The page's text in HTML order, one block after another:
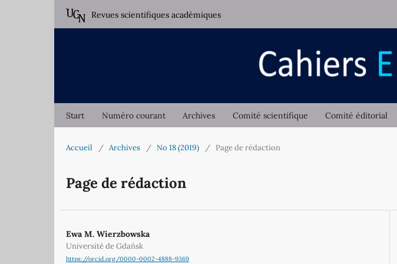
Start Numéro courant Archives Comité scientifique Comité éditorial
Revues scientifiques académiques
Accueil / Archives / No 18 (2019) / Page de rédaction
Page de rédaction
Ewa M. Wierzbowska
Université de Gdańsk
https://orcid.org/0000-0002-4888-9369